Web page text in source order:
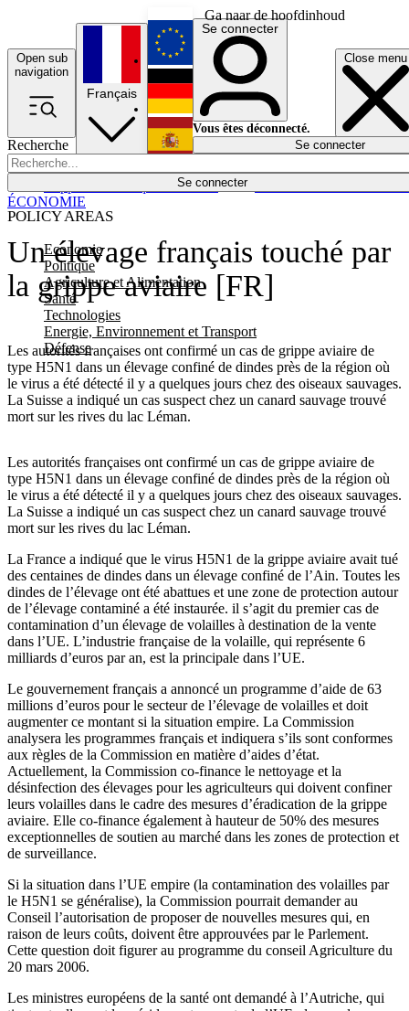
Ga naar de hoofdinhoud
Open sub
navigation
Close menu
Recherche
Se connecter
POLICY AREAS
Economie
Politique
Agriculture et Alimentation
Santé
Technologies
Energie, Environnement et Transport
Défense
Économie
Français
English
Deutsch
Español
Se connecter
Vous êtes déconnecté.
Se connecter
Un élevage français touché par
la grippe aviaire [FR]
Les autorités françaises ont confirmé un cas de grippe aviaire de
type H5N1 dans un élevage confiné de dindes près de la région où
le virus a été détecté il y a quelques jours chez des oiseaux sauvages.
La Suisse a indiqué un cas suspect chez un canard sauvage trouvé
mort sur les rives du lac Léman.
ÉCONOMIE
Les autorités françaises ont confirmé un cas de grippe aviaire de
type H5N1 dans un élevage confiné de dindes près de la région où
le virus a été détecté il y a quelques jours chez des oiseaux sauvages.
La Suisse a indiqué un cas suspect chez un canard sauvage trouvé
mort sur les rives du lac Léman.
La France a indiqué que le virus H5N1 de la grippe aviaire avait tué
des centaines de dindes dans un élevage confiné de l’Ain. Toutes les
dindes de l’élevage ont été abattues et une zone de protection autour
de l’élevage contaminé a été instaurée. il s’agit du premier cas de
contamination d’un élevage de volailles à destination de la vente
dans l’UE. L’industrie française de la volaille, qui représente 6
milliards d’euros par an, est la principale dans l’UE.
Le gouvernement français a annoncé un programme d’aide de 63
millions d’euros pour le secteur de l’élevage de volailles et doit
augmenter ce montant si la situation empire. La Commission
analysera les programmes français et indiquera s’ils sont conformes
aux règles de la Commission en matière d’aides d’état.
Actuellement, la Commission co-finance le nettoyage et la
désinfection des élevages pour les agriculteurs qui doivent confiner
leurs volailles dans le cadre des mesures d’éradication de la grippe
aviaire. Elle co-finance également à hauteur de 50% des mesures
exceptionnelles de soutien au marché dans les zones de protection et
de surveillance.
Si la situation dans l’UE empire (la contamination des volailles par
le H5N1 se généralise), la Commission pourrait demander au
Conseil l’autorisation de proposer de nouvelles mesures qui, en
raison de leurs coûts, doivent être approuvées par le Parlement.
Cette question doit figurer au programme du conseil Agriculture du
20 mars 2006.
Les ministres européens de la santé ont demandé à l’Autriche, qui